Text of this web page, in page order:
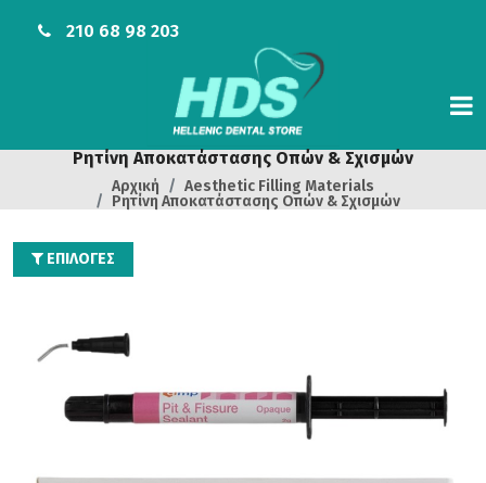
210 68 98 203
Ρητίνη Αποκατάστασης Οπών & Σχισμών
Αρχική
Aesthetic Filling Materials
Ρητίνη Αποκατάστασης Οπών & Σχισμών
ΕΠΙΛΟΓΕΣ